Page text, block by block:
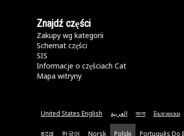
Znajdź części
Zakupy wg kategorii
Schemat części
SIS
Informacje o częściach Cat
Mapa witryny
United States English العربية বাংলা Български
ಕನ್ನಡ 한국어 Norsk Polski Português Do